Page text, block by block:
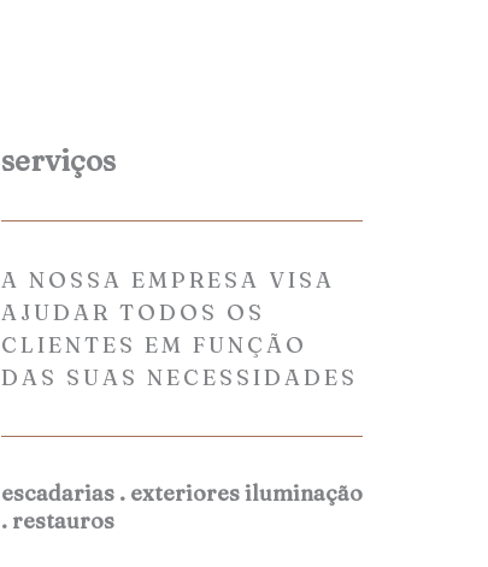
serviços
A NOSSA EMPRESA VISA
AJUDAR TODOS OS
CLIENTES EM FUNÇÃO
DAS SUAS NECESSIDADES
escadarias . exteriores iluminação
. restauros